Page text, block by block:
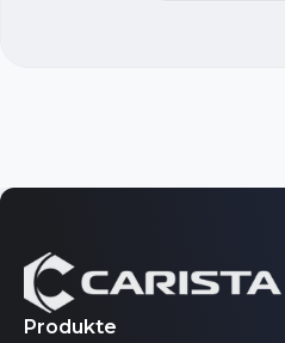
Schiebedach
Produkte